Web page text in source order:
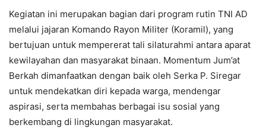
Kegiatan ini merupakan bagian dari program rutin TNI AD
melalui jajaran Komando Rayon Militer (Koramil), yang
bertujuan untuk mempererat tali silaturahmi antara aparat
kewilayahan dan masyarakat binaan. Momentum Jum’at
Berkah dimanfaatkan dengan baik oleh Serka P. Siregar
untuk mendekatkan diri kepada warga, mendengar
aspirasi, serta membahas berbagai isu sosial yang
berkembang di lingkungan masyarakat.